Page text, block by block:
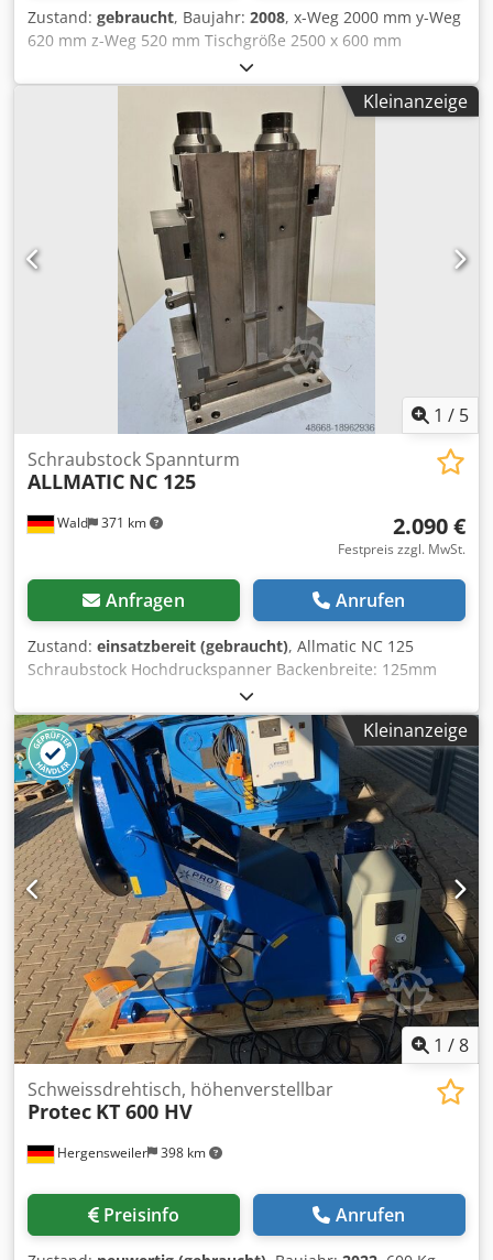
Zustand: gebraucht, Baujahr: 2008, x-Weg 2000 mm y-Weg
620 mm z-Weg 520 mm Tischgröße 2500 x 600 mm
Werkstückgewicht max. 2000 kg Werkzeugaufnahme SK40
Steuerung HEIDENHAIN Spindeldrehzahlen 30 - 8000
U/min Vorschub 45 m/min Eilgang 45 m/min
Gesamtleistungsbedarf 20 kW Maschinengewicht ca. 10500
kg Raumbedarf ca. 5400 x 3300 x 3000 mm Ausstattung: -
Steuerung Heidenhain iTNC 530 - Werkzeugmagazin mit 30
Plätze - Späneförderer - Siebfilteranlage mit IKZ -
Bedienungsanleitung Optional ( auf Wunsch ): -
Funkmesstaster ( Heidenhain ) -
Werkzeugvermessungssystem ( Heidenhain TT 160 )
Dksdpfx Aioulnbkohor
Kleinanzeige
1 / 5
Wald 371 km
Schraubstock Spannturm
ALLMATIC NC 125
2.090 €
Festpreis zzgl. MwSt.
Anfragen Anrufen
Zustand: einsatzbereit (gebraucht), Allmatic NC 125
Schraubstock Hochdruckspanner Backenbreite: 125mm
Spannweite: 214mm mit Grundplatte für vertikales
Arbeiten. Gesamtlänge ohne Grundplatte: 450mm Dsdswc
At Ejpfx Aihjkr Gesamtlänge mit Grundplatte: 505mm
Höhe: 145mm Sie können gerne zu einer Besichtigung
vorbeikommen. Gerne können wir für Sie eine
Kostengünstige Spedition organisieren Sie erhalten eine
ordentliche Rechnung. Für Ausländische Kunden kann
auch eine Nettorechnung erstellt werden. Vorraussetzung
ist eine gültige Ust.Indent.Nr. Zwischenverkauf
vorbehalten. Besuchen Sie unseren Shop und sehen Sie
sich auch unsere weiteren Angebote an. Angegebene
Firmennamen und Warenzeichen sind Eigentum Ihrer
Inhaber und dienen lediglich zur Identifikation und
Beschreibung der Produkte. Abweichungen von
technischen Daten sowie Irrtümer in der Beschreibung des
Artikels können passieren und bleiben vorbehalten.
Kleinanzeige
1 /8
Hergensweiler 398 km
Schweissdrehtisch, höhenverstellbar
Protec KT 600 HV
Preisinfo Anrufen